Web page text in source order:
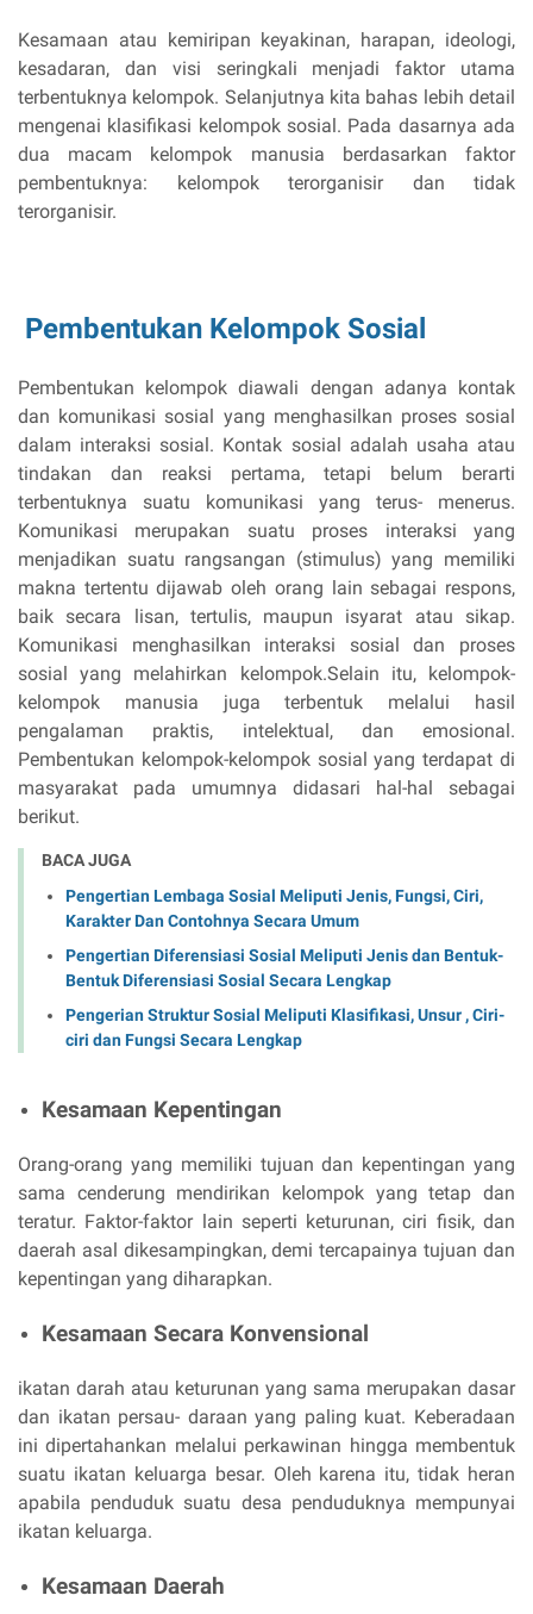
Kesamaan atau kemiripan keyakinan, harapan, ideologi,
kesadaran, dan visi seringkali menjadi faktor utama
terbentuknya kelompok. Selanjutnya kita bahas lebih detail
mengenai klasifikasi kelompok sosial. Pada dasarnya ada
dua macam kelompok manusia berdasarkan faktor
pembentuknya: kelompok terorganisir dan tidak
terorganisir.
Pembentukan Kelompok Sosial
Pembentukan kelompok diawali dengan adanya kontak
dan komunikasi sosial yang menghasilkan proses sosial
dalam interaksi sosial. Kontak sosial adalah usaha atau
tindakan dan reaksi pertama, tetapi belum berarti
terbentuknya suatu komunikasi yang terus- menerus.
Komunikasi merupakan suatu proses interaksi yang
menjadikan suatu rangsangan (stimulus) yang memiliki
makna tertentu dijawab oleh orang lain sebagai respons,
baik secara lisan, tertulis, maupun isyarat atau sikap.
Komunikasi menghasilkan interaksi sosial dan proses
sosial yang melahirkan kelompok.Selain itu, kelompok-
kelompok manusia juga terbentuk melalui hasil
pengalaman praktis, intelektual, dan emosional.
Pembentukan kelompok-kelompok sosial yang terdapat di
masyarakat pada umumnya didasari hal-hal sebagai
berikut.
BACA JUGA
Pengertian Lembaga Sosial Meliputi Jenis, Fungsi, Ciri,
Karakter Dan Contohnya Secara Umum
Pengertian Diferensiasi Sosial Meliputi Jenis dan Bentuk-
Bentuk Diferensiasi Sosial Secara Lengkap
Pengerian Struktur Sosial Meliputi Klasifikasi, Unsur , Ciri-
ciri dan Fungsi Secara Lengkap
Kesamaan Kepentingan
Orang-orang yang memiliki tujuan dan kepentingan yang
sama cenderung mendirikan kelompok yang tetap dan
teratur. Faktor-faktor lain seperti keturunan, ciri fisik, dan
daerah asal dikesampingkan, demi tercapainya tujuan dan
kepentingan yang diharapkan.
Kesamaan Secara Konvensional
ikatan darah atau keturunan yang sama merupakan dasar
dan ikatan persau- daraan yang paling kuat. Keberadaan
ini dipertahankan melalui perkawinan hingga membentuk
suatu ikatan keluarga besar. Oleh karena itu, tidak heran
apabila penduduk suatu desa penduduknya mempunyai
ikatan keluarga.
Kesamaan Daerah